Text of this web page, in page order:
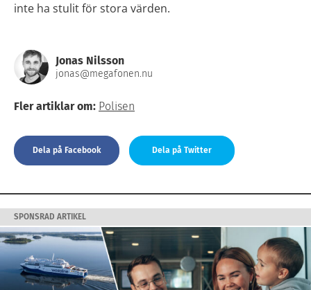
inte ha stulit för stora värden.
Jonas Nilsson
jonas@megafonen.nu
Fler artiklar om: Polisen
Dela på Facebook Dela på Twitter
SPONSRAD ARTIKEL